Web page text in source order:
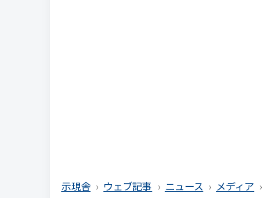
示現舎 ウェブ記事 ニュース メディア